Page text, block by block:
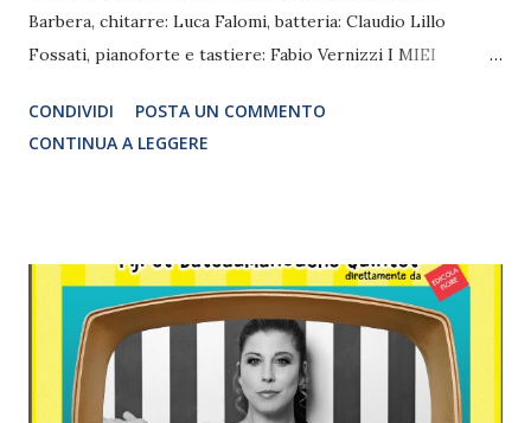
Barbera, chitarre: Luca Falomi, batteria: Claudio Lillo
Fossati, pianoforte e tastiere: Fabio Vernizzi I MIEI
musicali che non trovano confini di genere. Un ponte che
collega i primi anni di carriera di Giulia come interprete, a
Un viaggio variopinto ed intenso che Giulia percorrerà con
musicisti altrettanto versatili e di straordinario valore.
CONDIVIDI
POSTA UN COMMENTO
CONTINUA A LEGGERE